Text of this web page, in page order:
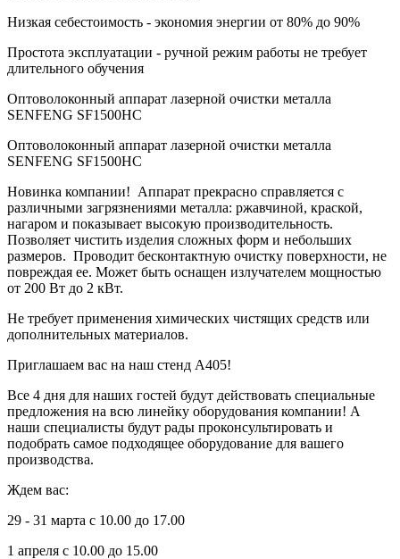
Низкая себестоимость - экономия энергии от 80% до 90%
Простота эксплуатации - ручной режим работы не требует
длительного обучения
Оптоволоконный аппарат лазерной очистки металла
SENFENG SF1500HC
Оптоволоконный аппарат лазерной очистки металла
SENFENG SF1500HC
Новинка компании! Аппарат прекрасно справляется с
различными загрязнениями металла: ржавчиной, краской,
нагаром и показывает высокую производительность.
Позволяет чистить изделия сложных форм и небольших
размеров. Проводит бесконтактную очистку поверхности, не
повреждая ее. Может быть оснащен излучателем мощностью
от 200 Вт до 2 кВт.
Не требует применения химических чистящих средств или
дополнительных материалов.
Приглашаем вас на наш стенд А405!
Все 4 дня для наших гостей будут действовать специальные
предложения на всю линейку оборудования компании! А
наши специалисты будут рады проконсультировать и
подобрать самое подходящее оборудование для вашего
производства.
Ждем вас:
29 - 31 марта с 10.00 до 17.00
1 апреля с 10.00 до 15.00